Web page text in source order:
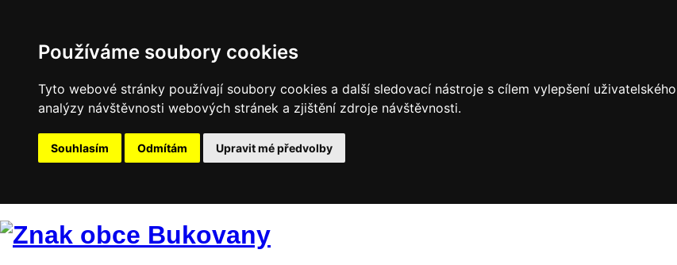
Používáme soubory cookies
Tyto webové stránky používají soubory cookies a další sledovací nástroje s cílem vylepšení
analýzy návštěvnosti webových stránek a zjištění zdroje návštěvnosti.
Souhlasím Odmítám Upravit mé předvolby